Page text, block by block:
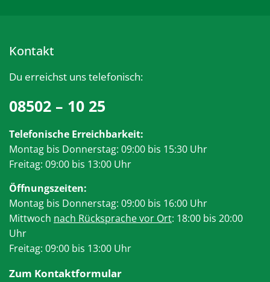
Kontakt
Du erreichst uns telefonisch:
08502 – 10 25
Telefonische Erreichbarkeit:
Montag bis Donnerstag: 09:00 bis 15:30 Uhr
Freitag: 09:00 bis 13:00 Uhr
Öffnungszeiten:
Montag bis Donnerstag: 09:00 bis 16:00 Uhr
Mittwoch nach Rücksprache vor Ort: 18:00 bis 20:00
Uhr
Freitag: 09:00 bis 13:00 Uhr
Zum Kontaktformular